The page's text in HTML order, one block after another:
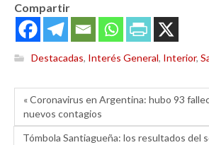
Compartir
Destacadas, Interés General, Interior,
« Coronavirus en Argentina: hubo 93
nuevos contagios
Tómbola Santiagueña: los resultados del